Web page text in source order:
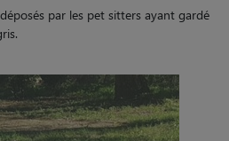
par les pet sitters ayant gardé